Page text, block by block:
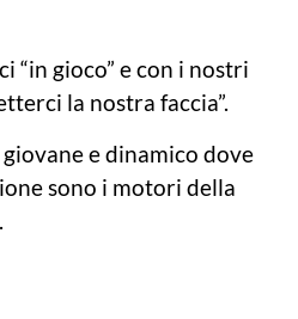
“in gioco” e con i nostri
la nostra faccia”.
e dinamico dove
sono i motori della